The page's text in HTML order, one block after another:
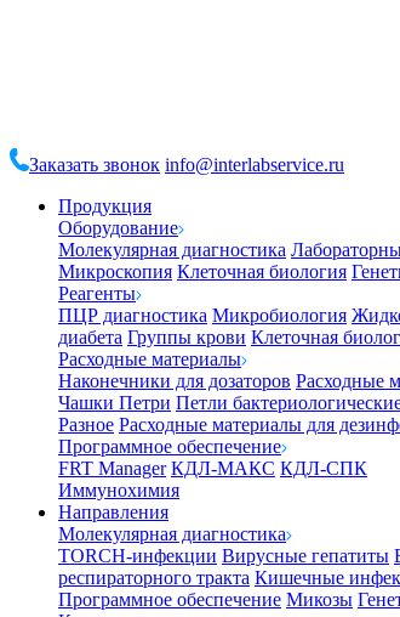
Заказать звонок info@interlabservice.ru
Продукция
Оборудование
Молекулярная диагностика
Микроскопия Клеточная биология
Реагенты
ПЦР диагностика Микробиология
диабета Группы крови Клеточная
Расходные материалы
Наконечники для дозаторов Расходные
Чашки Петри Петли
Разное Расходные материалы для
Программное обеспечение
FRT Manager КДЛ-МАКС КДЛ-СПК
Иммунохимия
Направления
Молекулярная диагностика
TORCH-инфекции Вирусные гепатиты
респираторного тракта Кишечные
Программное обеспечение Микозы